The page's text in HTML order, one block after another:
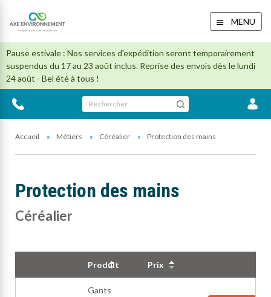
Pause estivale : Nos services d'expédition seront temporairement
suspendus du 17 au 23 août inclus. Reprise des envois dès le lundi
24 août - Bel été à tous !
MENU
Rechercher
Accueil Métiers Céréalier Protection des mains
Protection des mains
Céréalier
Produit Prix
Gants